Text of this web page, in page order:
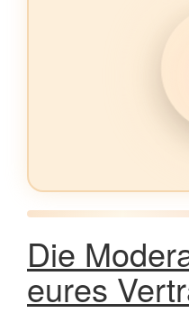
Die
eures